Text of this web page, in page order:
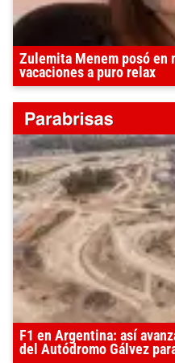
Zulemita Menem posó
vacaciones a puro relax
F1 en Argentina: así
del Autódromo Gálvez